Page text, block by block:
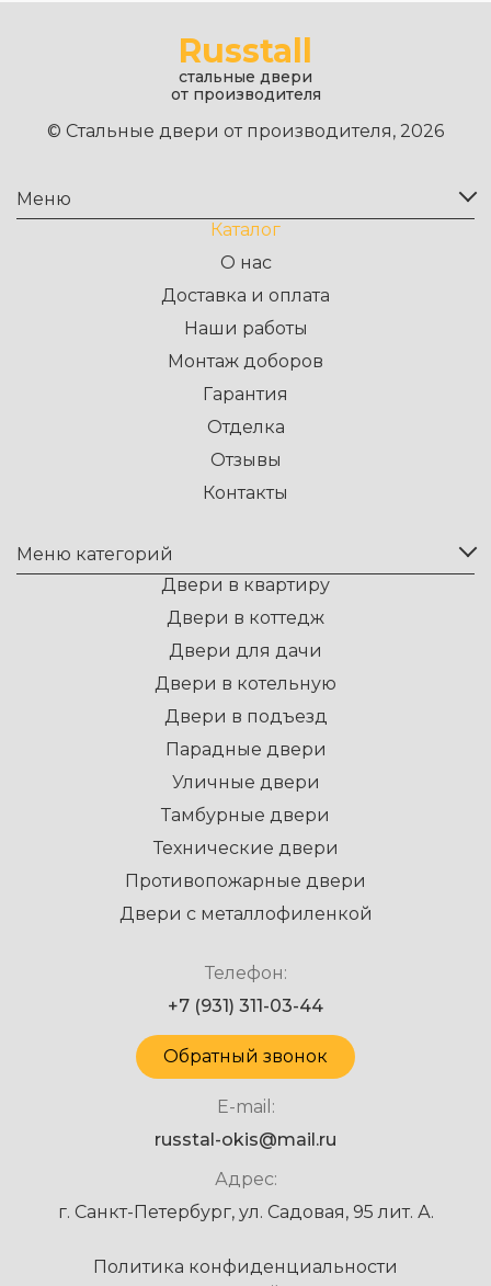
Russtall
стальные двери
от производителя
© Стальные двери от производителя, 2026
Меню
Каталог
О нас
Доставка и оплата
Наши работы
Монтаж доборов
Гарантия
Отделка
Отзывы
Контакты
Меню категорий
Двери в квартиру
Двери в коттедж
Двери для дачи
Двери в котельную
Двери в подъезд
Парадные двери
Уличные двери
Тамбурные двери
Технические двери
Противопожарные двери
Двери с металлофиленкой
Телефон:
+7 (931) 311-03-44
Обратный звонок
E-mail:
russtal-okis@mail.ru
Адрес:
г. Санкт-Петербург, ул. Садовая, 95 лит. А.
Политика конфиденциальности